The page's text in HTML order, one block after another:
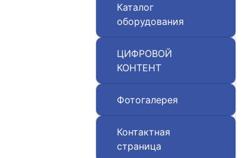
Каталог
оборудования
ЦИФРОВОЙ
КОНТЕНТ
Фотогалерея
Контактная
страница